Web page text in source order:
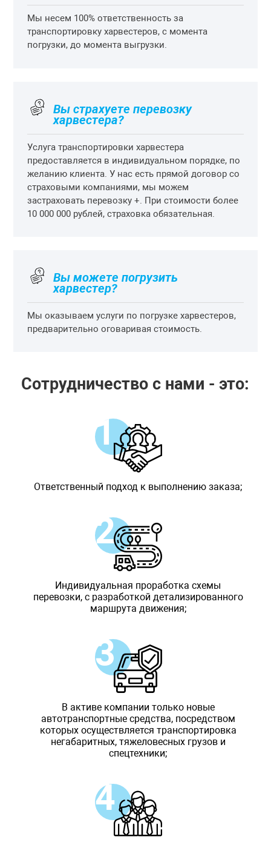
Мы несем 100% ответственность за
транспортировку харвестеров, с момента
погрузки, до момента выгрузки.
Вы страхуете перевозку
харвестера?
Услуга транспортировки харвестера
предоставляется в индивидуальном порядке, по
желанию клиента. У нас есть прямой договор со
страховыми компаниями, мы можем
застраховать перевозку +. При стоимости более
10 000 000 рублей, страховка обязательная.
Вы можете погрузить
харвестер?
Мы оказываем услуги по погрузке харвестеров,
предварительно оговаривая стоимость.
Сотрудничество с нами - это:
Ответственный подход к выполнению заказа;
Индивидуальная проработка схемы
перевозки, с разработкой детализированного
маршрута движения;
В активе компании только новые
автотранспортные средства, посредством
которых осуществляется транспортировка
негабаритных, тяжеловесных грузов и
спецтехники;